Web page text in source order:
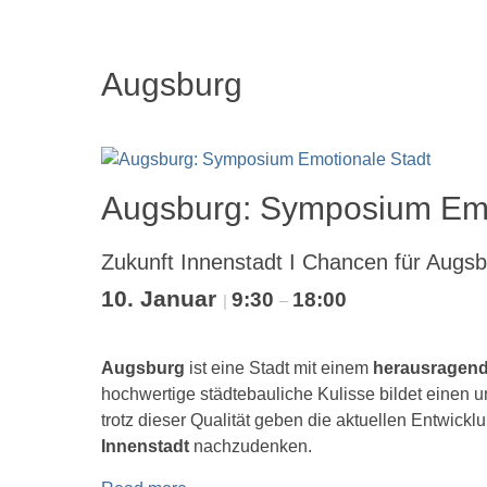
Augsburg
Augsburg: Symposium
Zukunft Innenstadt I Chancen für
10. Januar | 9:30 – 18:00
Augsburg ist eine Stadt mit einem
hochwertige städtebauliche Kulisse bildet einen
trotz dieser Qualität geben die aktuellen
Innenstadt nachzudenken.